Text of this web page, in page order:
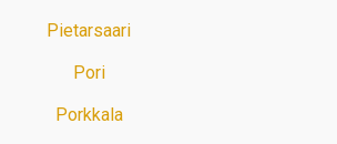
Pietarsaari
Pori
Porkkala